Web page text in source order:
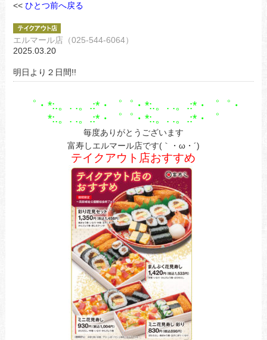
<< ひとつ前へ戻る
エルマール店（025-544-6064）
2025.03.20
明日より２日間!!
゜・*:.。. .。.:*・゜゜・*:.。. .。.:*・゜゜・
*:.。. .。.:*・゜゜・*:.。. .。.:*・゜
毎度ありがとうございます
富寿しエルマール店です(｀・ω・´)
テイクアウト店おすすめ